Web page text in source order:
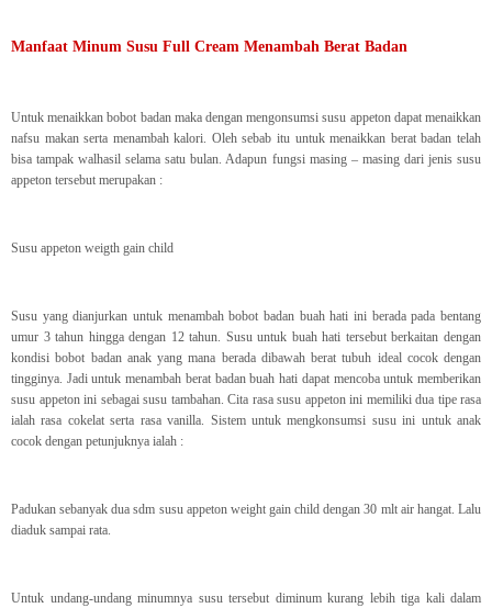
Manfaat Minum Susu Full Cream Menambah Berat Badan
Untuk menaikkan bobot badan maka dengan mengonsumsi susu appeton dapat menaikkan
nafsu makan serta menambah kalori. Oleh sebab itu untuk menaikkan berat badan telah
bisa tampak walhasil selama satu bulan. Adapun fungsi masing – masing dari jenis susu
appeton tersebut merupakan :
Susu appeton weigth gain child
Susu yang dianjurkan untuk menambah bobot badan buah hati ini berada pada bentang
umur 3 tahun hingga dengan 12 tahun. Susu untuk buah hati tersebut berkaitan dengan
kondisi bobot badan anak yang mana berada dibawah berat tubuh ideal cocok dengan
tingginya. Jadi untuk menambah berat badan buah hati dapat mencoba untuk memberikan
susu appeton ini sebagai susu tambahan. Cita rasa susu appeton ini memiliki dua tipe rasa
ialah rasa cokelat serta rasa vanilla. Sistem untuk mengkonsumsi susu ini untuk anak
cocok dengan petunjuknya ialah :
Padukan sebanyak dua sdm susu appeton weight gain child dengan 30 mlt air hangat. Lalu
diaduk sampai rata.
Untuk undang-undang minumnya susu tersebut diminum kurang lebih tiga kali dalam